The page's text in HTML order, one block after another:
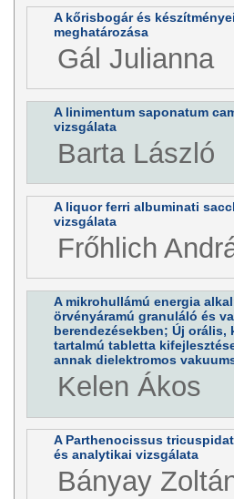
A kőrisbogár és
meghatározása
Gál Julianna
A linimentum saponatum
vizsgálata
Barta László
A liquor ferri albuminati
vizsgálata
Frőhlich
A mikrohullámú energia
örvényáramú granuláló és
berendezésekben; Új orális,
tartalmú tabletta
annak dielektromos
Kelen Ákos
A Parthenocissus
és analytikai vizsgálata
Bányay